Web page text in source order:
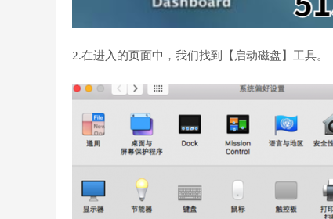
2.在进入的页面中，我们找到【启动磁盘】工具。